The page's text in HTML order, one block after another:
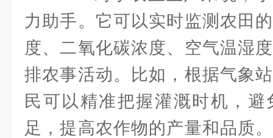
力助手。它可以实时监测农田
度、二氧化碳浓度、空气温湿
排农事活动。比如，根据气象
民可以精准把握灌溉时机，
足，提高农作物的产量和品质